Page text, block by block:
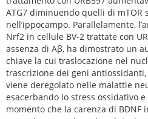
ATG7 diminuendo quelli di mTOR
nell’ippocampo. Parallelamente,
Nrf2 in cellule BV-2 trattate con
assenza di Aβ, ha dimostrato un
chiave la cui traslocazione nel
trascrizione dei geni
viene deregolato nelle malattie
esacerbando lo stress ossidativo
momento che la carenza di BDNF